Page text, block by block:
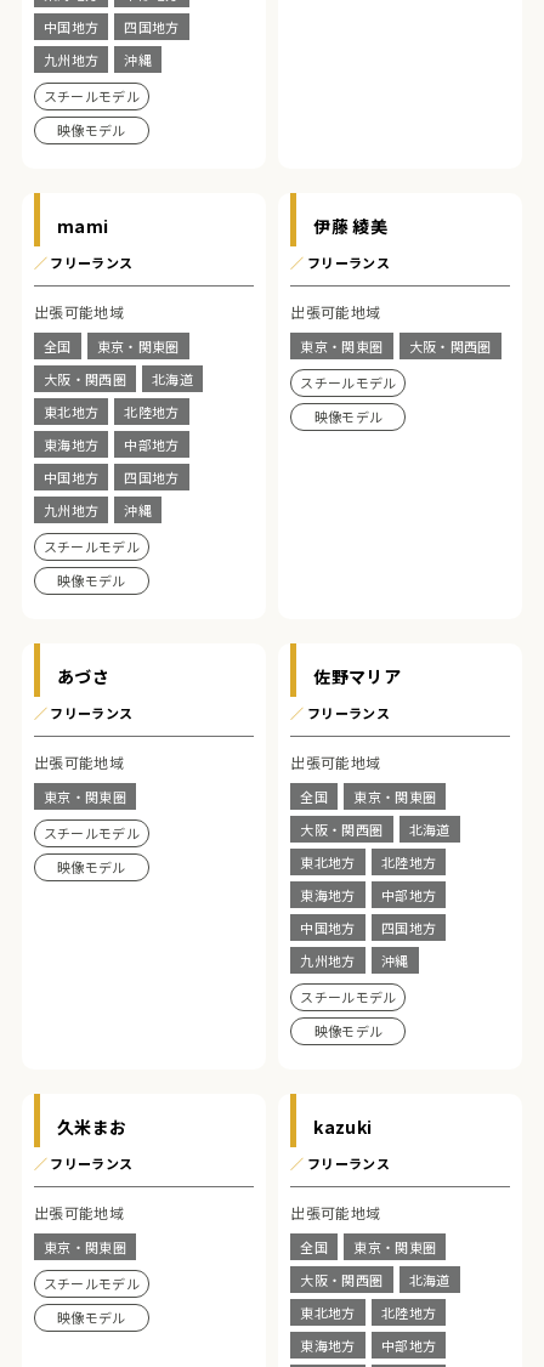
中国地方
四国地方
九州地方
沖縄
スチールモデル
映像モデル
mami
／フリーランス
出張可能地域
全国
東京・関東圏
大阪・関西圏
北海道
東北地方
北陸地方
東海地方
中部地方
中国地方
四国地方
九州地方
沖縄
スチールモデル
映像モデル
伊藤 綾美
／ フリーランス
出張可能地域
東京・関東圏
大阪・関西圏
スチールモデル
映像モデル
あづさ
／フリーランス
出張可能地域
東京・関東圏
スチールモデル
映像モデル
佐野マリア
／ フリーランス
出張可能地域
全国
東京・関東圏
大阪・関西圏
北海道
東北地方
北陸地方
東海地方
中部地方
中国地方
四国地方
九州地方
沖縄
スチールモデル
映像モデル
久米まお
／フリーランス
出張可能地域
東京・関東圏
スチールモデル
映像モデル
kazuki
／ フリーランス
出張可能地域
全国
東京・関東圏
大阪・関西圏
北海道
東北地方
北陸地方
東海地方
中部地方